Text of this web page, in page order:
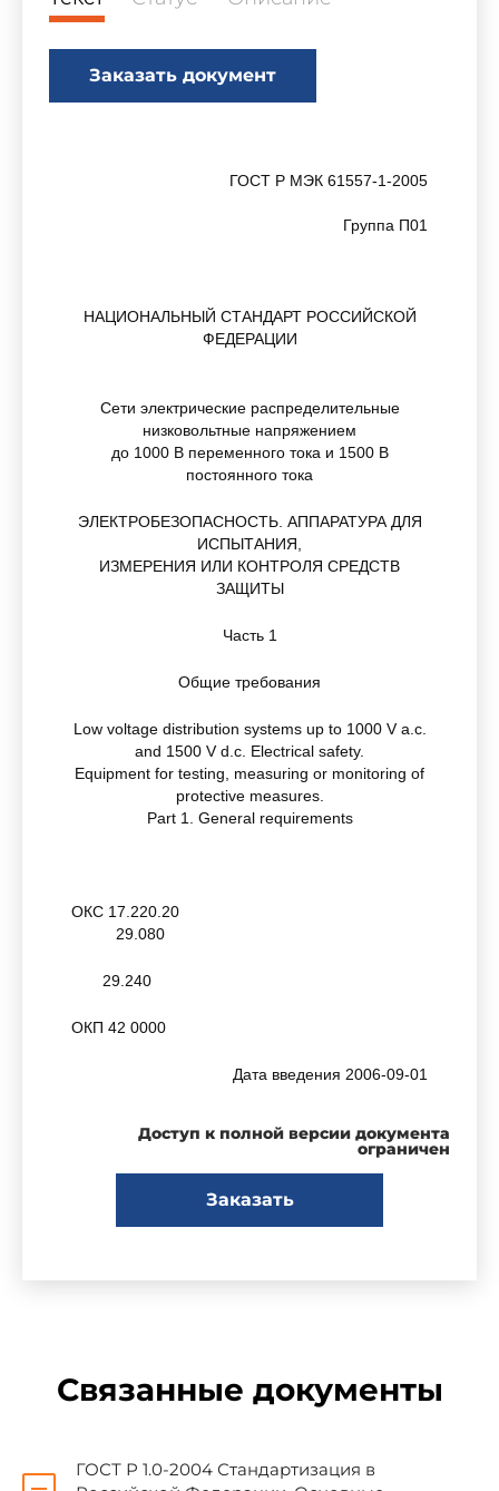
Заказать документ
ГОСТ Р МЭК 61557-1-2005
Группа П01
НАЦИОНАЛЬНЫЙ СТАНДАРТ РОССИЙСКОЙ
ФЕДЕРАЦИИ
Сети электрические распределительные
низковольтные напряжением
до 1000 В переменного тока и 1500 В
постоянного тока
ЭЛЕКТРОБЕЗОПАСНОСТЬ. АППАРАТУРА ДЛЯ
ИСПЫТАНИЯ,
ИЗМЕРЕНИЯ ИЛИ КОНТРОЛЯ СРЕДСТВ
ЗАЩИТЫ
Часть 1
Общие требования
Low voltage distribution systems up to 1000 V a.c.
and 1500 V d.c. Electrical safety.
Equipment for testing, measuring or monitoring of
protective measures.
Part 1. General requirements
ОКС 17.220.20
29.080
29.240
ОКП 42 0000
Дата введения 2006-09-01
Предисловие
Федеральным законом от 27 декабря 2002 г. N
Основные положения"
Сведения о стандарте
Доступ к полной версии документа
ограничен
Заказать
Связанные документы
ГОСТ Р 1.0-2004 Стандартизация в